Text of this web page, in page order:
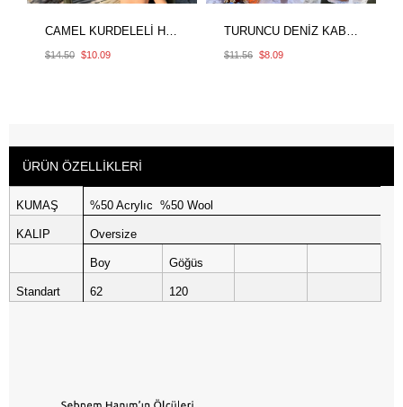
CAMEL KURDELELİ HASIR ŞAPKA
$10.09
$14.50
TURUNCU DENİZ KABUKLU SAÇ FİLESİ
$8.09
$11.56
ÜRÜN ÖZELLIKLERI
KUMAŞ %50 Acrylıc %50 Wool
KALIP Oversize
Boy Göğüs
Standart 62 120